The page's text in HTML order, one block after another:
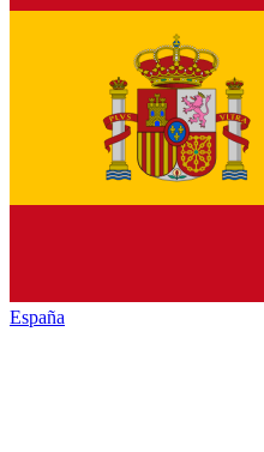
España